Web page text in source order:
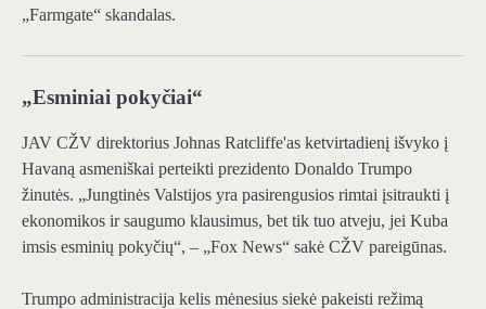
„Farmgate“ skandalas.
„Esminiai pokyčiai“
JAV CŽV direktorius Johnas Ratcliffe'as ketvirtadienį išvyko į
Havaną asmeniškai perteikti prezidento Donaldo Trumpo
žinutės. „Jungtinės Valstijos yra pasirengusios rimtai įsitraukti į
ekonomikos ir saugumo klausimus, bet tik tuo atveju, jei Kuba
imsis esminių pokyčių“, – „Fox News“ sakė CŽV pareigūnas.
Trumpo administracija kelis mėnesius siekė pakeisti režimą